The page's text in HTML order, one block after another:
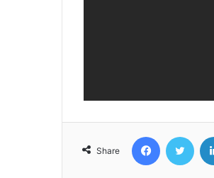
Share